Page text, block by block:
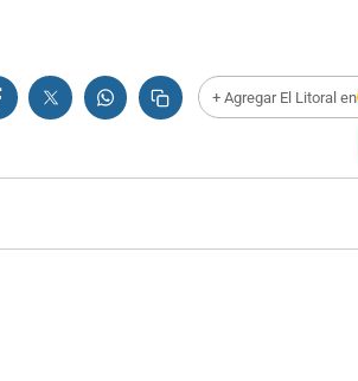
+ Agregar El Litoral en